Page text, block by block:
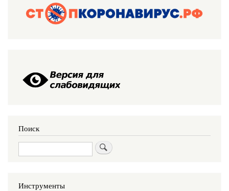
Поиск
Поиск
Инструменты